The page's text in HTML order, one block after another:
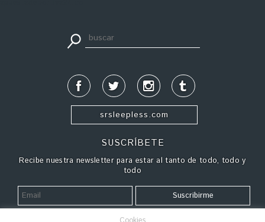
srsleepless.com
SUSCRÍBETE
Recibe nuestra newsletter para estar al tanto de todo, todo y
todo